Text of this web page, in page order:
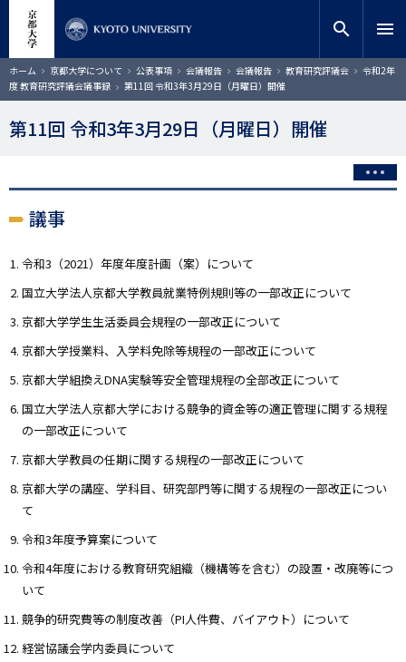
コ
ン
テ
ン
ツ
動
サイト内検索
検索
search menu
ホーム 京都大学について 公表事項 会議報告 会議報告 教育研究評議会
令和2年
度 教育研究評議会議事録
第11回 令和3年3月29日（月曜日）開催
第11回 令和3年3月29日（月曜日）開催
議事
令和3（2021）年度年度計画（案）について
国立大学法人京都大学教員就業特例規則等の一部改正について
京都大学学生生活委員会規程の一部改正について
京都大学授業料、入学料免除等規程の一部改正について
京都大学組換えDNA実験等安全管理規程の全部改正について
国立大学法人京都大学における競争的資金等の適正管理に関する規程
の一部改正について
京都大学教員の任期に関する規程の一部改正について
京都大学の講座、学科目、研究部門等に関する規程の一部改正につい
て
令和3年度予算案について
令和4年度における教育研究組織（機構等を含む）の設置・改廃等につ
いて
競争的研究費等の制度改善（PI人件費、バイアウト）について
経営協議会学内委員について